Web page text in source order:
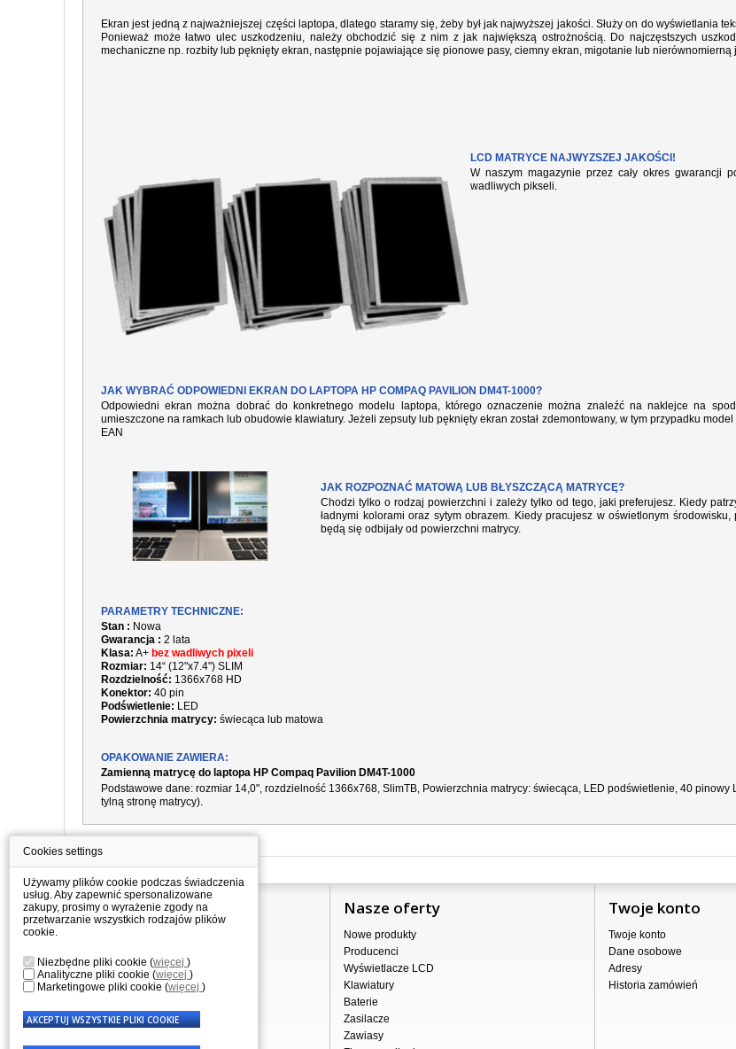
Ekran jest jedną z najważniejszej części laptopa, dlatego staramy się, żeby był jak najwyższej jakości. Służy on do wyświetlania
Ponieważ może łatwo ulec uszkodzeniu, należy obchodzić się z nim z jak największą ostrożnością. Do najczęstszych
mechaniczne np. rozbity lub pęknięty ekran, następnie pojawiające się pionowe pasy, ciemny ekran, migotanie lub nierównomierną
LCD MATRYCE NAJWYZSZEJ JAKOŚCI!
W naszym magazynie przez cały okres gwarancji
wadliwych pikseli.
JAK WYBRAĆ ODPOWIEDNI EKRAN DO LAPTOPA HP COMPAQ PAVILION DM4T-1000?
Odpowiedni ekran można dobrać do konkretnego modelu laptopa, którego oznaczenie można znaleźć na naklejce na
umieszczone na ramkach lub obudowie klawiatury. Jeżeli zepsuty lub pęknięty ekran został zdemontowany, w tym przypadku
EAN
JAK ROZPOZNAĆ MATOWĄ LUB BŁYSZCZĄCĄ MATRYCĘ?
Chodzi tylko o rodzaj powierzchni i zależy tylko od tego, jaki preferujesz. Kiedy
ładnymi kolorami oraz sytym obrazem. Kiedy pracujesz w oświetlonym
będą się odbijały od powierzchni matrycy.
PARAMETRY TECHNICZNE:
Stan : Nowa
Gwarancja : 2 lata
Klasa: A+ bez wadliwych pixeli
Rozmiar: 14“ (12"x7.4") SLIM
Rozdzielność: 1366x768 HD
Konektor: 40 pin
Podświetlenie: LED
Powierzchnia matrycy: świecąca lub matowa
OPAKOWANIE ZAWIERA:
Zamienną matrycę do laptopa HP Compaq Pavilion DM4T-1000
Podstawowe dane: rozmiar 14,0", rozdzielność 1366x768, SlimTB, Powierzchnia matrycy: świecąca, LED podświetlenie, 40
tylną stronę matrycy).
Informacje
Sprzedaż hurtowa
Nota prawna
Przetwarzanie danych osobowych
Nasze oferty
Nowe produkty
Producenci
Wyświetlacze LCD
Klawiatury
Baterie
Zasilacze
Zawiasy
Twoje konto
Twoje konto
Dane osobowe
Adresy
Historia zamówień
Cookies settings
Używamy plików cookie podczas świadczenia
usług. Aby zapewnić spersonalizowane
zakupy, prosimy o wyrażenie zgody na
przetwarzanie wszystkich rodzajów plików
cookie.
Niezbędne pliki cookie (więcej )
Analityczne pliki cookie (więcej )
Marketingowe pliki cookie (więcej )